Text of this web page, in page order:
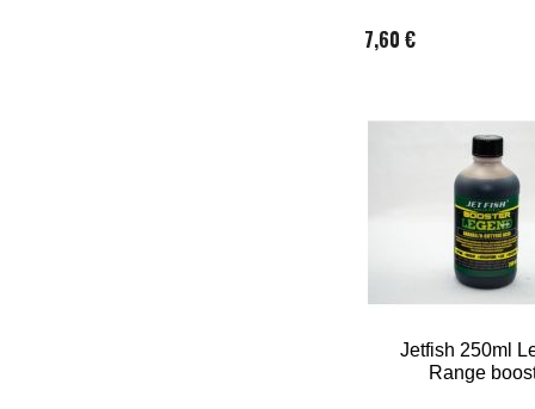
7,60 €
Jetfish 250ml
Range